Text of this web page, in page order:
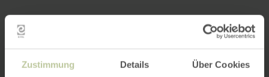
Zustimmung Details Über Cookies